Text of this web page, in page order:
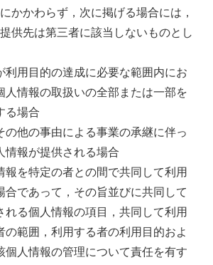
かかわらず，次に掲げる場合には，
供先は第三者に該当しないものとし
利用目的の達成に必要な範囲内にお
人情報の取扱いの全部または一部を
る場合
の他の事由による事業の承継に伴っ
情報が提供される場合
報を特定の者との間で共同して利用
合であって，その旨並びに共同して
れる個人情報の項目，共同して利用
の範囲，利用する者の利用目的およ
個人情報の管理について責任を有す